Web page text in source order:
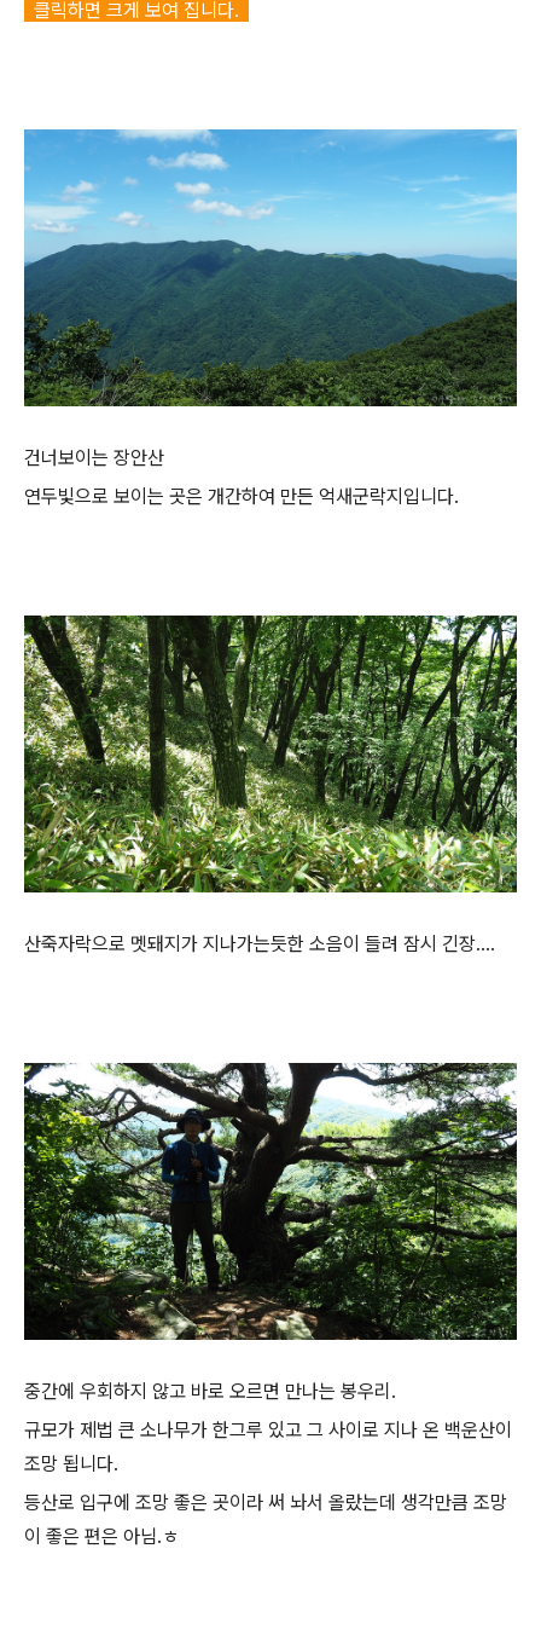
클릭하면 크게 보여 집니다.
건너보이는 장안산
연두빛으로 보이는 곳은 개간하여 만든 억새군락지입니다.
산죽자락으로 멧돼지가 지나가는듯한 소음이 들려 잠시 긴장....
중간에 우회하지 않고 바로 오르면 만나는 봉우리.
규모가 제법 큰 소나무가 한그루 있고 그 사이로 지나 온 백운산이
조망 됩니다.
등산로 입구에 조망 좋은 곳이라 써 놔서 올랐는데 생각만큼 조망
이 좋은 편은 아님.ㅎ